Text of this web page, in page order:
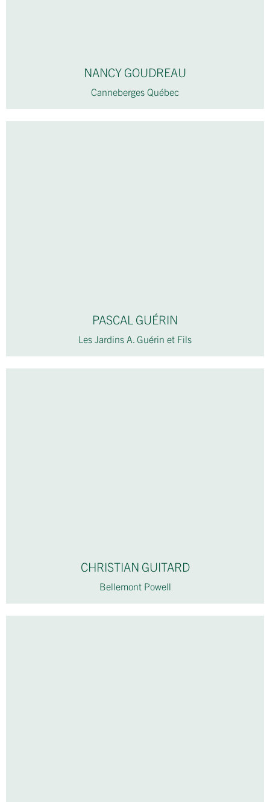
NANCY GOUDREAU
Canneberges Québec
PASCAL GUÉRIN
Les Jardins A. Guérin et Fils
CHRISTIAN GUITARD
Bellemont Powell